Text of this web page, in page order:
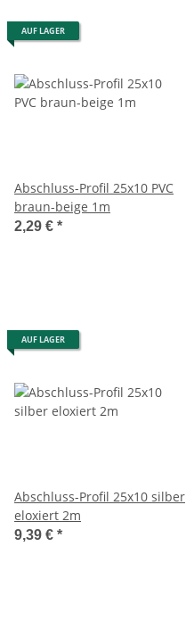
AUF LAGER
Abschluss-Profil 25x10 PVC
braun-beige 1m
2,29 € *
AUF LAGER
Abschluss-Profil 25x10 silber
eloxiert 2m
9,39 € *